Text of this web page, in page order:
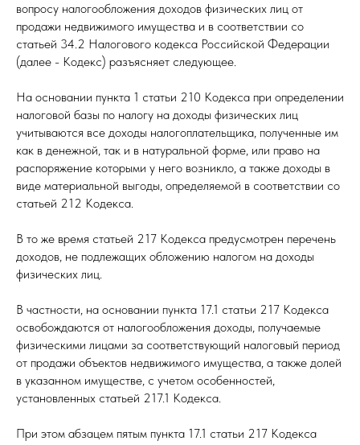
вопросу налогообложения доходов физических лиц от
продажи недвижимого имущества и в соответствии со
статьей 34.2 Налогового кодекса Российской Федерации
(далее - Кодекс) разъясняет следующее.
На основании пункта 1 статьи 210 Кодекса при определении
налоговой базы по налогу на доходы физических лиц
учитываются все доходы налогоплательщика, полученные им
как в денежной, так и в натуральной форме, или право на
распоряжение которыми у него возникло, а также доходы в
виде материальной выгоды, определяемой в соответствии со
статьей 212 Кодекса.
В то же время статьей 217 Кодекса предусмотрен перечень
доходов, не подлежащих обложению налогом на доходы
физических лиц.
В частности, на основании пункта 17.1 статьи 217 Кодекса
освобождаются от налогообложения доходы, получаемые
физическими лицами за соответствующий налоговый период
от продажи объектов недвижимого имущества, а также долей
в указанном имуществе, с учетом особенностей,
установленных статьей 217.1 Кодекса.
При этом абзацем пятым пункта 17.1 статьи 217 Кодекса